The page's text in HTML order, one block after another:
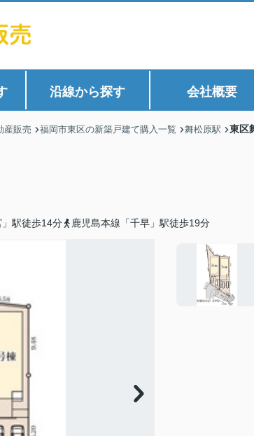
沿線から探す 会社概要
産販売 福岡市東区の新築戸建て購入一覧 舞松原駅 東区
駅徒歩14分 鹿児島本線「千早」駅徒歩19分